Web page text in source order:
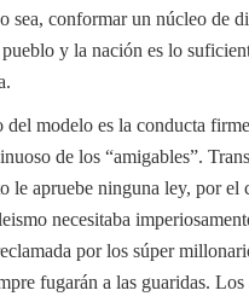
sea, conformar un núcleo
y la nación es lo
modelo es la conducta
de los “amigables”.
le apruebe ninguna ley, por
necesitaba
por los súper
fugarán a las guaridas.